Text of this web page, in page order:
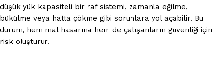
düşük yük kapasiteli bir raf sistemi, zamanla eğilme,
bükülme veya hatta çökme gibi sorunlara yol açabilir. Bu
durum, hem mal hasarına hem de çalışanların güvenliği için
risk oluşturur.